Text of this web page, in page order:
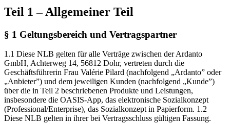
Teil 1 – Allgemeiner Teil
§ 1 Geltungsbereich und Vertragspartner
1.1 Diese NLB gelten für alle Verträge zwischen der Ardanto
GmbH, Achterweg 14, 56812 Dohr, vertreten durch die
Geschäftsführerin Frau Valérie Pilard (nachfolgend „Ardanto” oder
„Anbieter”) und dem jeweiligen Kunden (nachfolgend „Kunde”)
über die in Teil 2 beschriebenen Produkte und Leistungen,
insbesondere die OASIS-App, das elektronische Sozialkonzept
(Professional/Enterprise), das Sozialkonzept in Papierform. 1.2
Diese NLB gelten in ihrer bei Vertragsschluss gültigen Fassung.